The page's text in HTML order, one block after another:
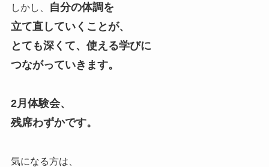
しかし、
自分の体調を
立て直していくことが、
とても深くて、使える学びに
つながっていきます。
2月体験会、
残席わずかです。
気になる方は、